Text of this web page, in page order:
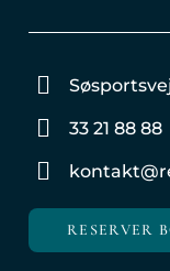
33 21 88 88
RESERVER